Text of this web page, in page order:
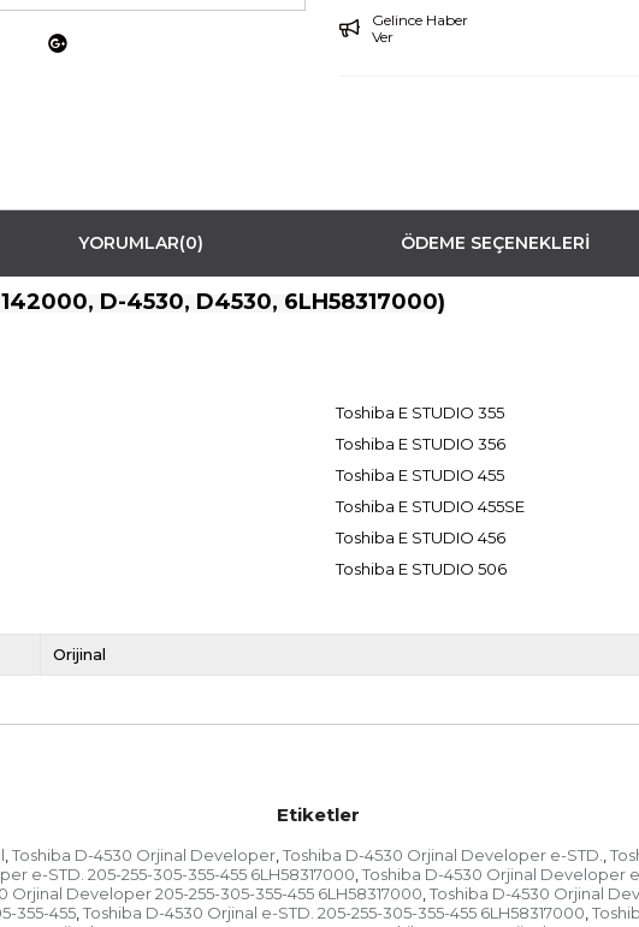
Gelince Haber
Ver
YORUMLAR(0) ÖDEME SEÇENEKLERI
D-4530, D4530, 6LH58317000)
Toshiba E STUDIO 355
Toshiba E STUDIO 356
Toshiba E STUDIO 455
Toshiba E STUDIO 455SE
Toshiba E STUDIO 456
Toshiba E STUDIO 506
Orijinal
Etiketler
, Toshiba D-4530 Orjinal Developer, Toshiba D-4530 Orjinal Developer e-STD. ,
e-STD. 205-255-305-355-455 6LH58317000, Toshiba D-4530 Orjinal Developer
Orjinal Developer 205-255-305-355-455 6LH58317000, Toshiba D-4530 Orjinal
355-455, Toshiba D-4530 Orjinal e-STD. 205-255-305-355-455 6LH58317000,